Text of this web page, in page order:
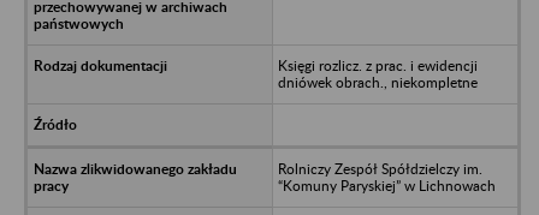
Księgi rozlicz. z prac. i ewidencji
dniówek obrach., niekompletne
Rolniczy Zespół Spółdzielczy im.
“Komuny Paryskiej” w Lichnowach